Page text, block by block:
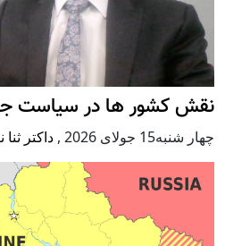
نقش کشور ها در سیاست
چهار شنبه15 جولای 2026 , داکتر ثنا